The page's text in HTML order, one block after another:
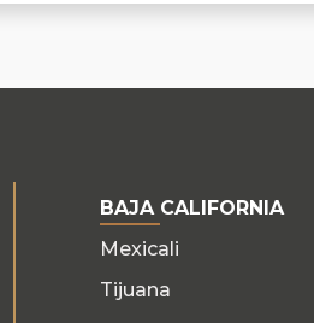
BAJA CALIFORNIA
Mexicali
Tijuana